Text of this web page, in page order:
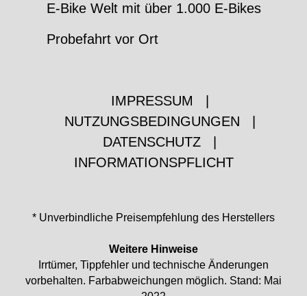
E-Bike Welt mit über 1.000 E-Bikes
Probefahrt vor Ort
IMPRESSUM
NUTZUNGSBEDINGUNGEN
DATENSCHUTZ
INFORMATIONSPFLICHT
* Unverbindliche Preisempfehlung des Herstellers
Weitere Hinweise
Irrtümer, Tippfehler und technische Änderungen
vorbehalten. Farbabweichungen möglich. Stand: Mai